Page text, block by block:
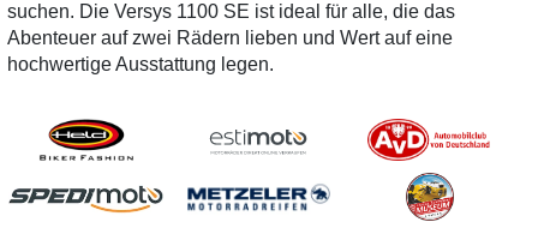
suchen. Die Versys 1100 SE ist ideal für alle, die das
Abenteuer auf zwei Rädern lieben und Wert auf eine
hochwertige Ausstattung legen.